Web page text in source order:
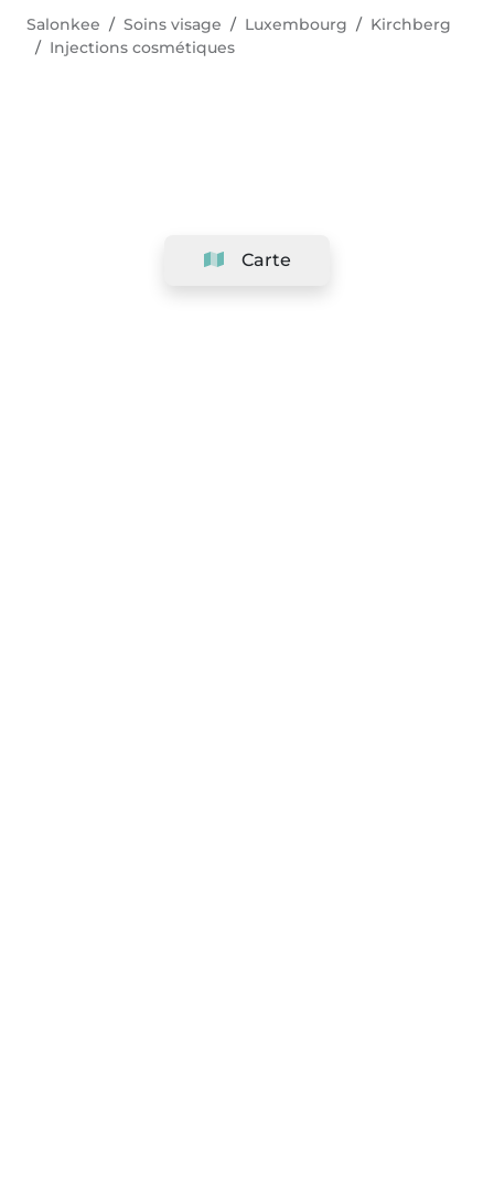
Carte
Salonkee Soins visage Luxembourg
Kirchberg
Injections cosmétiques